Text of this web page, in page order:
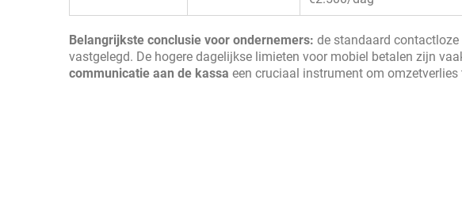
Belangrijkste conclusie voor ondernemers: de standaard
vastgelegd. De hogere dagelijkse limieten voor mobiel betalen zijn
communicatie aan de kassa een cruciaal instrument om omzetverlies